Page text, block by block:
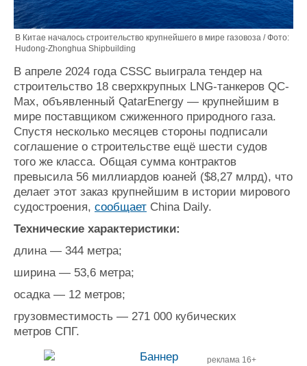
В Китае началось строительство крупнейшего в мире газовоза / Фото:
Hudong-Zhonghua Shipbuilding
В апреле 2024 года CSSC выиграла тендер на
строительство 18 сверхкрупных LNG-танкеров QC-
Max, объявленный QatarEnergy — крупнейшим в
мире поставщиком сжиженного природного газа.
Спустя несколько месяцев стороны подписали
соглашение о строительстве ещё шести судов
того же класса. Общая сумма контрактов
превысила 56 миллиардов юаней ($8,27 млрд), что
делает этот заказ крупнейшим в истории мирового
судостроения, сообщает China Daily.
Технические характеристики:
длина — 344 метра;
ширина — 53,6 метра;
осадка — 12 метров;
грузовместимость — 271 000 кубических
метров СПГ.
реклама 16+